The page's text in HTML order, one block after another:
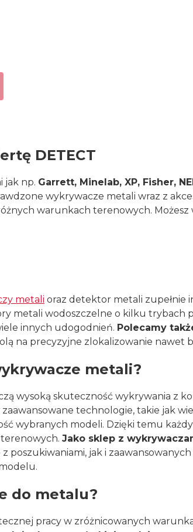
DETECT
jak np. Garrett, Minelab, XP, Fisher,
wykrywacze metali wraz z
warunkach terenowych. Możesz
metali oraz detektor metali zupełnie
metali wodoszczelne o kilku trybach
innych udogodnień. Polecamy
na precyzyjne zlokalizowanie
metali?
wysoką skuteczność wykrywania z
technologie, takie jak
wybranych modeli. Dzięki temu
Jako sklep z
poszukiwaniami, jak i
do metalu?
pracy w zróżnicowanych